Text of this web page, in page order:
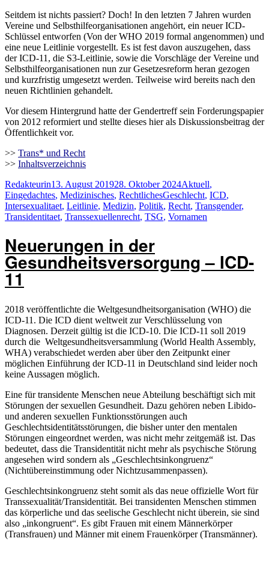
Seitdem ist nichts passiert? Doch! In den letzten 7 Jahren wurden
Vereine und Selbsthilfeorganisationen angehört, ein neuer ICD-
Schlüssel entworfen (Von der WHO 2019 formal angenommen) und
eine neue Leitlinie vorgestellt. Es ist fest davon auszugehen, dass
der ICD-11, die S3-Leitlinie, sowie die Vorschläge der Vereine und
Selbsthilfeorganisationen nun zur Gesetzesreform heran gezogen
und kurzfristig umgesetzt werden. Teilweise wird bereits nach den
neuen Richtlinien gehandelt.
Vor diesem Hintergrund hatte der Gendertreff sein Forderungspapier
von 2012 reformiert und stellte dieses hier als Diskussionsbeitrag der
Öffentlichkeit vor.
>> Trans* und Recht
>> Inhaltsverzeichnis
Autor
RedakteurinVeröffentlicht
am
13. August 201928. Oktober 2024Kategorien
Aktuell,
Eingedachtes, Medizinisches, RechtlichesSchlagwörter
Geschlecht, ICD,
Intersexualitaet, Leitlinie, Medizin, Politik, Recht, Transgender,
Transidentitaet, Transsexuellenrecht, TSG, Vornamen
Neuerungen in der
Gesundheitsversorgung – ICD-
11
2018 veröffentlichte die Weltgesundheitsorganisation (WHO) die
ICD-11. Die ICD dient weltweit zur Verschlüsselung von
Diagnosen. Derzeit gültig ist die ICD-10. Die ICD-11 soll 2019
durch die Weltgesundheitsversammlung (World Health Assembly,
WHA) verabschiedet werden aber über den Zeitpunkt einer
möglichen Einführung der ICD-11 in Deutschland sind leider noch
keine Aussagen möglich.
Eine für transidente Menschen neue Abteilung beschäftigt sich mit
Störungen der sexuellen Gesundheit. Dazu gehören neben Libido-
und anderen sexuellen Funktionsstörungen auch
Geschlechtsidentitätsstörungen, die bisher unter den mentalen
Störungen eingeordnet werden, was nicht mehr zeitgemäß ist. Das
bedeutet, dass die Transidentität nicht mehr als psychische Störung
angesehen wird sondern als „Geschlechtsinkongruenz“
(Nichtübereinstimmung oder Nichtzusammenpassen).
Geschlechtsinkongruenz steht somit als das neue offizielle Wort für
Transsexualität/Transidentität. Bei transidenten Menschen stimmen
das körperliche und das seelische Geschlecht nicht überein, sie sind
also „inkongruent“. Es gibt Frauen mit einem Männerkörper
(Transfrauen) und Männer mit einem Frauenkörper (Transmänner).